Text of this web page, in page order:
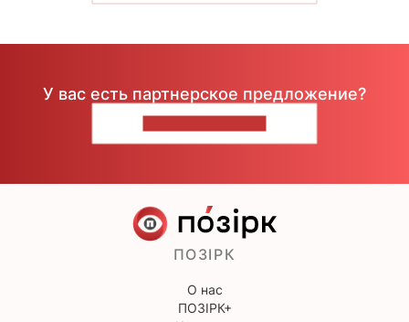
У вас есть партнерское предложение?
ПОЗІРК
О нас
ПОЗІРК+